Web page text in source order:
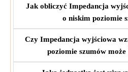
Jak obliczyć Impedancja
o niskim poziomie
Czy Impedancja wyjściowa
poziomie szumów